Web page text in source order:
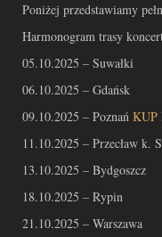
Poniżej przedstawiamy
Harmonogram trasy
05.10.2025 – Suwałki
06.10.2025 – Gdańsk
09.10.2025 – Poznań KUP
11.10.2025 – Przecław k.
13.10.2025 – Bydgoszcz
18.10.2025 – Rypin
21.10.2025 – Warszawa